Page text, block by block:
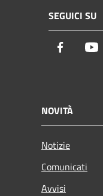
SEGUICI SU
Facebook
NOVITÀ
Notizie
Comunicati
Avvisi